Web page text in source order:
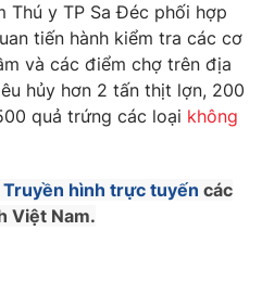
Thú y TP Sa Đéc phối hợp
tiến hành kiểm tra các cơ
và các điểm chợ trên địa
hủy hơn 2 tấn thịt lợn, 200
quả trứng các loại không
Truyền hình trực tuyến các
Việt Nam.